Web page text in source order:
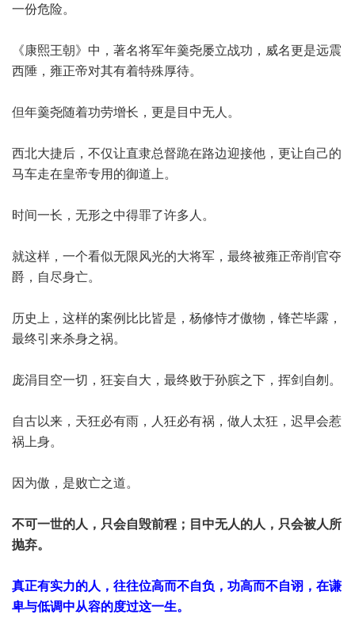
一份危险。
《康熙王朝》中，著名将军年羹尧屡立战功，威名更是远震
西陲，雍正帝对其有着特殊厚待。
但年羹尧随着功劳增长，更是目中无人。
西北大捷后，不仅让直隶总督跪在路边迎接他，更让自己的
马车走在皇帝专用的御道上。
时间一长，无形之中得罪了许多人。
就这样，一个看似无限风光的大将军，最终被雍正帝削官夺
爵，自尽身亡。
历史上，这样的案例比比皆是，杨修恃才傲物，锋芒毕露，
最终引来杀身之祸。
庞涓目空一切，狂妄自大，最终败于孙膑之下，挥剑自刎。
自古以来，天狂必有雨，人狂必有祸，做人太狂，迟早会惹
祸上身。
因为傲，是败亡之道。
不可一世的人，只会自毁前程；目中无人的人，只会被人所
抛弃。
真正有实力的人，往往位高而不自负，功高而不自诩，在谦
卑与低调中从容的度过这一生。